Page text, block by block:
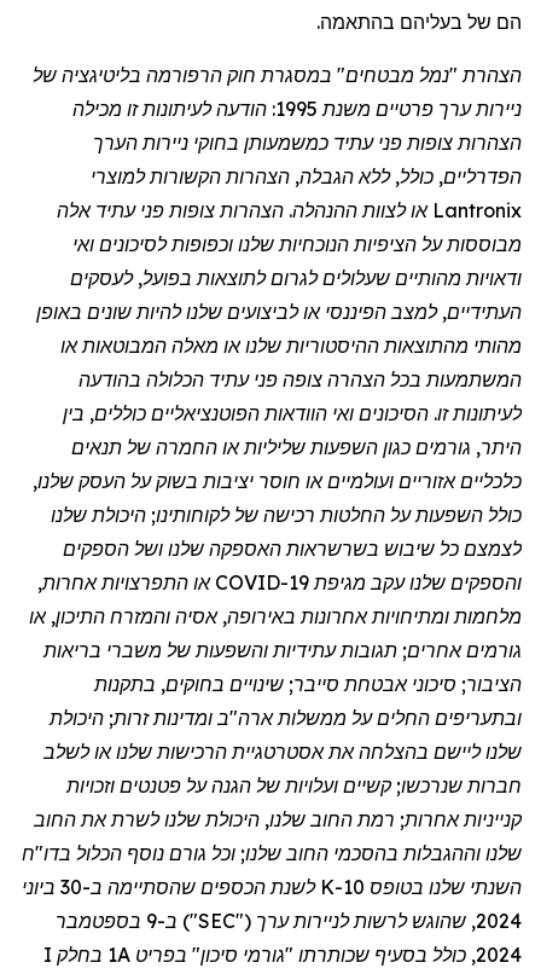
הם של בעליהם בהתאמה.
הצהרת "נמל מבטחים" במסגרת חוק הרפורמה בליטיגציה של
ניירות ערך פרטיים משנת 1995: הודעה לעיתונות זו מכילה
הצהרות צופות פני עתיד כמשמעותן בחוקי ניירות הערך
הפדרליים, כולל, ללא הגבלה, הצהרות הקשורות למוצרי
Lantronix או לצוות ההנהלה. הצהרות צופות פני עתיד אלה
מבוססות על הציפיות הנוכחיות שלנו וכפופות לסיכונים ואי
ודאויות מהותיים שעלולים לגרום לתוצאות בפועל, לעסקים
העתידיים, למצב הפיננסי או לביצועים שלנו להיות שונים באופן
מהותי מהתוצאות ההיסטוריות שלנו או מאלה המבוטאות או
המשתמעות בכל הצהרה צופה פני עתיד הכלולה בהודעה
לעיתונות זו. הסיכונים ואי הוודאות הפוטנציאליים כוללים, בין
היתר, גורמים כגון השפעות שליליות או החמרה של תנאים
כלכליים אזוריים ועולמיים או חוסר יציבות בשוק על העסק שלנו,
כולל השפעות על החלטות רכישה של לקוחותינו; היכולת שלנו
לצמצם כל שיבוש בשרשראות האספקה שלנו ושל הספקים
והספקים שלנו עקב מגיפת
COVID-19 או התפרצויות אחרות,
מלחמות ומתיחויות אחרונות באירופה, אסיה והמזרח התיכון, או
גורמים אחרים; תגובות עתידיות והשפעות של משברי בריאות
הציבור; סיכוני אבטחת סייבר; שינויים בחוקים, בתקנות
ובתעריפים החלים על ממשלות ארה"ב ומדינות זרות; היכולת
שלנו ליישם בהצלחה את אסטרטגיית הרכישות שלנו או לשלב
חברות שנרכשו; קשיים ועלויות של הגנה על פטנטים וזכויות
קנייניות אחרות; רמת החוב שלנו, היכולת שלנו לשרת את החוב
שלנו וההגבלות בהסכמי החוב שלנו; וכל גורם נוסף הכלול בדו"ח
השנתי שלנו בטופס 10-K לשנת הכספים שהסתיימה ב-30 ביוני
2024, שהוגש לרשות לניירות ערך ("SEC") ב-9 בספטמבר
2024, כולל בסעיף שכותרתו "גורמי סיכון" בפריט 1A בחלק I